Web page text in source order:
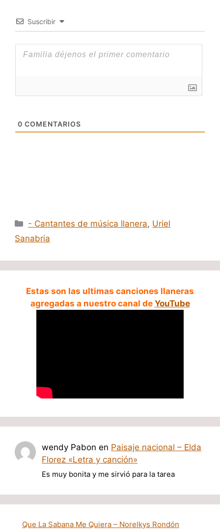
Suscribir
0 COMENTARIOS
Categorías
- Cantantes de música llanera, Uriel
Sanabria
Estas son las ultimas canciones llaneras
agregadas a nuestro canal de YouTube
wendy Pabon en Paisaje nacional – Elda
Florez «Letra y canción»
Es muy bonita y me sirvió para la tarea
Que La Sabana Me Quiera – Norelkys Rondón